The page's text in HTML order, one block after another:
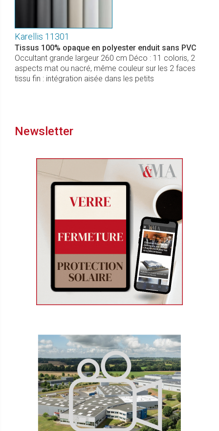
Karellis 11301
Tissus 100% opaque en polyester enduit sans PVC
Occultant grande largeur 260 cm Déco : 11 coloris, 2
aspects mat ou nacré, même couleur sur les 2 faces
tissu fin : intégration aisée dans les petits
Newsletter